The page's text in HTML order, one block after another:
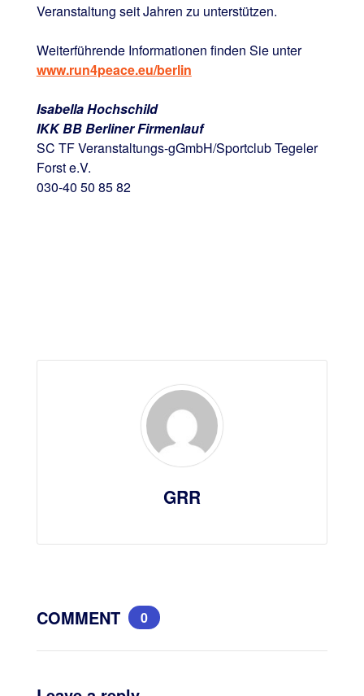
Veranstaltung seit Jahren zu unterstützen.
Weiterführende Informationen finden Sie unter
www.run4peace.eu/berlin
Isabella Hochschild
IKK BB Berliner Firmenlauf
SC TF Veranstaltungs-gGmbH/Sportclub Tegeler
Forst e.V.
030-40 50 85 82
GRR
COMMENT 0